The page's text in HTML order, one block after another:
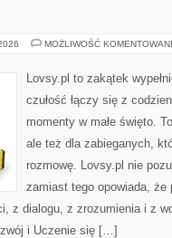
MOŻLIWOŚĆ
Lovsy.pl to zakątek
czułość łączy się z
momenty w małe święto.
ale też dla zabieganych,
rozmowę. Lovsy.pl nie
zamiast tego opowiada, że
z dialogu, z zrozumienia i z
i Uczenie się […]